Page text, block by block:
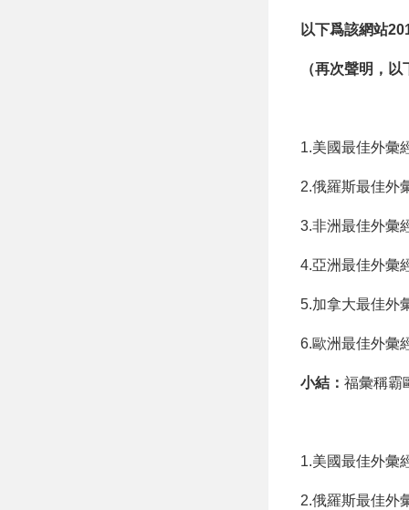
以下爲該網站
（再次聲明，
1.美國最佳外彙
2.俄羅斯最佳外
3.非洲最佳外彙
4.亞洲最佳外彙
5.加拿大最佳外
6.歐洲最佳外彙
小結： 福彙稱霸
1.美國最佳外彙
2.俄羅斯最佳外